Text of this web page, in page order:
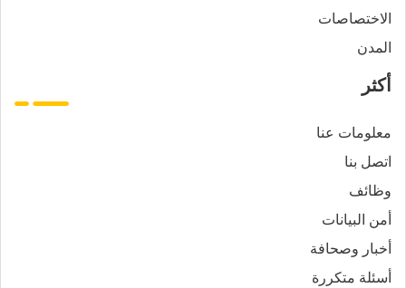
الاختصاصات
المدن
أكثر
معلومات عنا
اتصل بنا
وظائف
أمن البيانات
أخبار وصحافة
أسئلة متكررة